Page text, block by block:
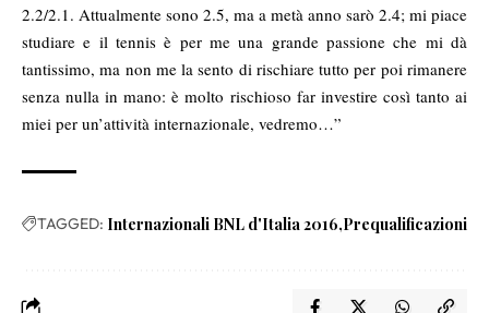
2.2/2.1. Attualmente sono 2.5, ma a metà anno sarò 2.4; mi piace
studiare e il tennis è per me una grande passione che mi dà
tantissimo, ma non me la sento di rischiare tutto per poi rimanere
senza nulla in mano: è molto rischioso far investire così tanto ai
miei per un’attività internazionale, vedremo…”
TAGGED: Internazionali BNL d'Italia 2016 Prequalificazioni